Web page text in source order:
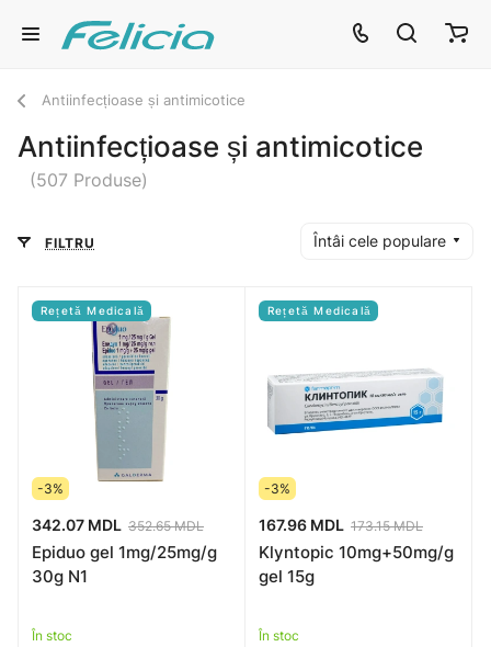
Antiinfecțioase și antimicotice
Antiinfecțioase și antimicotice
(507 Produse)
FILTRU Întâi cele populare
Rețetă Medicală
-3%
342.07 MDL 352.65 MDL
Epiduo gel 1mg/25mg/g
30g N1
În stoc
Rețetă Medicală
-3%
167.96 MDL 173.15 MDL
Klyntopic 10mg+50mg/g
gel 15g
În stoc